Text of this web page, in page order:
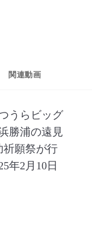
有
関連動画
うらビッグ
勝浦の遠見
祈願祭が行
年2月10日